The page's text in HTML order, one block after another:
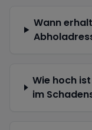
Wann
Wie hoch
im